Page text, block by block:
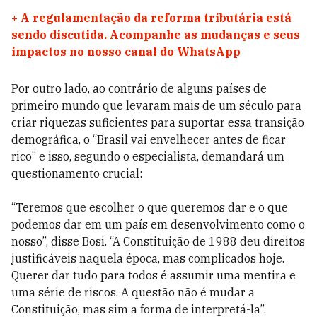
+ A regulamentação da reforma tributária está
sendo discutida. Acompanhe as mudanças e seus
impactos no nosso canal do WhatsApp
Por outro lado, ao contrário de alguns países de
primeiro mundo que levaram mais de um século para
criar riquezas suficientes para suportar essa transição
demográfica, o “Brasil vai envelhecer antes de ficar
rico” e isso, segundo o especialista, demandará um
questionamento crucial:
“Teremos que escolher o que queremos dar e o que
podemos dar em um país em desenvolvimento como o
nosso”, disse Bosi. “A Constituição de 1988 deu direitos
justificáveis naquela época, mas complicados hoje.
Querer dar tudo para todos é assumir uma mentira e
uma série de riscos. A questão não é mudar a
Constituição, mas sim a forma de interpretá-la”.